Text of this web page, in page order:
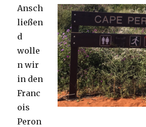
Ansch
ließen
d
wolle
n wir
in den
Franc
ois
Peron